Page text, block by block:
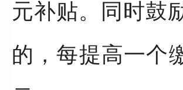
元补贴。同时鼓
的，每提高一个